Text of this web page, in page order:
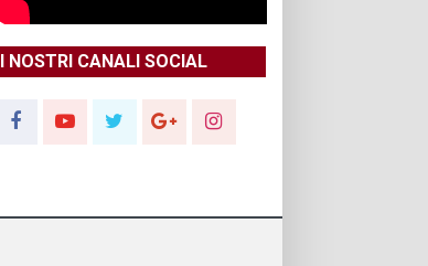
I NOSTRI CANALI SOCIAL